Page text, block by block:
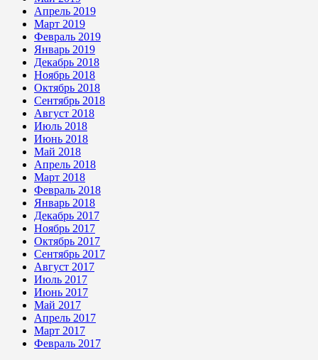
Апрель 2019
Март 2019
Февраль 2019
Январь 2019
Декабрь 2018
Ноябрь 2018
Октябрь 2018
Сентябрь 2018
Август 2018
Июль 2018
Июнь 2018
Май 2018
Апрель 2018
Март 2018
Февраль 2018
Январь 2018
Декабрь 2017
Ноябрь 2017
Октябрь 2017
Сентябрь 2017
Август 2017
Июль 2017
Июнь 2017
Май 2017
Апрель 2017
Март 2017
Февраль 2017